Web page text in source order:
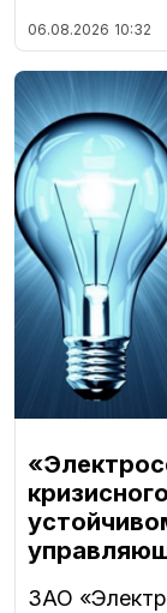
06.08.2026 10:32
ЗАО